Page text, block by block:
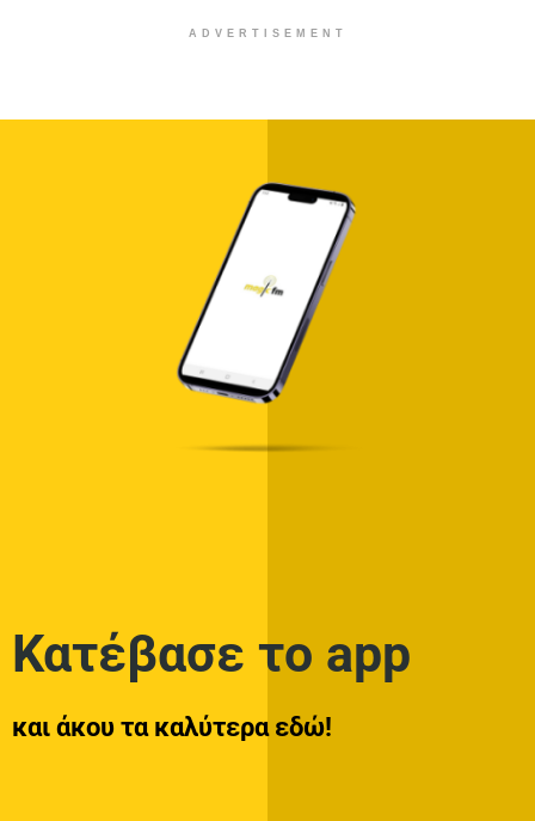
ADVERTISEMENT
Κατέβασε το app
και άκου τα καλύτερα εδώ!